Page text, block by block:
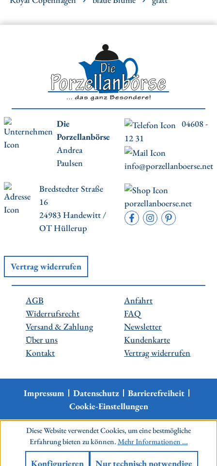
Die
Porzellanbörse
Andrea
Paulsen
04608 -
12 31
info@porzellanboerse.net
Bredstedter Straße
16
24983 Handewitt /
OT Hüllerup
porzellanboerse.net
Vertrag widerrufen
AGB
Widerrufsrecht
Versand & Zahlung
Über uns
Kontakt
Anfahrt
FAQ
Newsletter
Kundenkarte
Vertrag widerrufen
Impressum Datenschutz
Barrierefreiheit
Cookie-Einstellungen
Diese Website verwendet Cookies, um eine bestmögliche
Erfahrung bieten zu können.Mehr Informationen ...
Nur technisch notwendige
Konfigurieren